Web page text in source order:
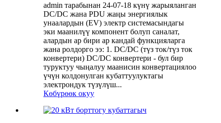
admin тарабынан 24-07-18 күнү жарыяланган
DC/DC жана PDU жаңы энергиялык
унаалардын (EV) электр системасындагы
эки маанилүү компонент болуп саналат,
алардын ар бири ар кандай функцияларга
жана ролдорго ээ: 1. DC/DC (түз ток/түз ток
конвертери) DC/DC конвертери - бул бир
туруктуу чыңалуу маанисин конвертациялоо
үчүн колдонулган кубаттуулуктагы
электрондук түзүлүш...
Көбүрөөк окуу